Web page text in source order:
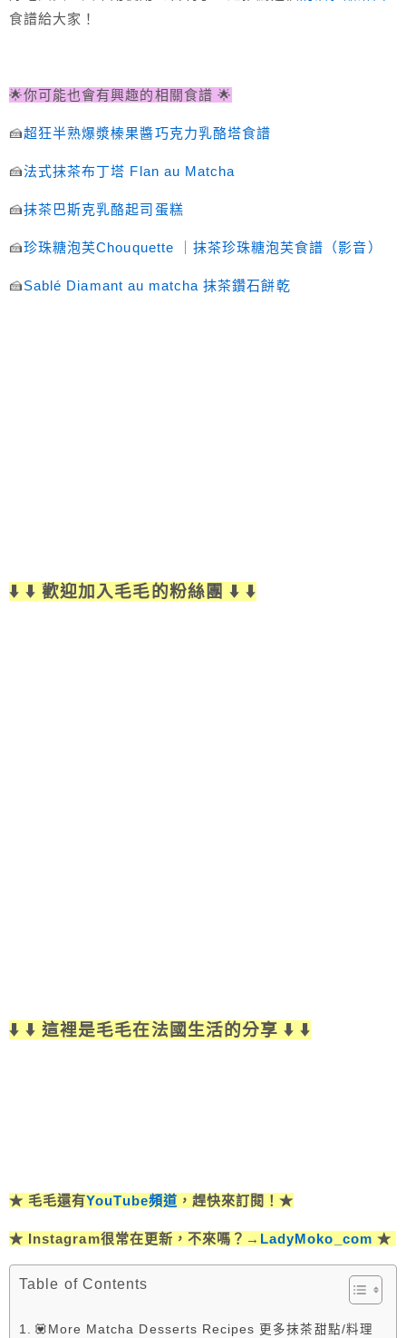
食譜給大家！
🌟你可能也會有興趣的相關食譜 🌟
🍰超狂半熟爆漿榛果醬巧克力乳酪塔食譜
🍰法式抹茶布丁塔 Flan au Matcha
🍰抹茶巴斯克乳酪起司蛋糕
🍰珍珠糖泡芙Chouquette 抹茶珍珠糖泡芙食譜（影音）
🍰Sablé Diamant au matcha 抹茶鑽石餅乾
⬇️ ⬇️ 歡迎加入毛毛的粉絲團 ⬇️ ⬇️
⬇️ ⬇️ 這裡是毛毛在法國生活的分享 ⬇️ ⬇️
★ 毛毛還有YouTube頻道 ，趕快來訂閱！★
★ Instagram很常在更新，不來嗎？→ LadyMoko_com ★
Table of Contents
💟More Matcha Desserts Recipes 更多抹茶甜點/料理